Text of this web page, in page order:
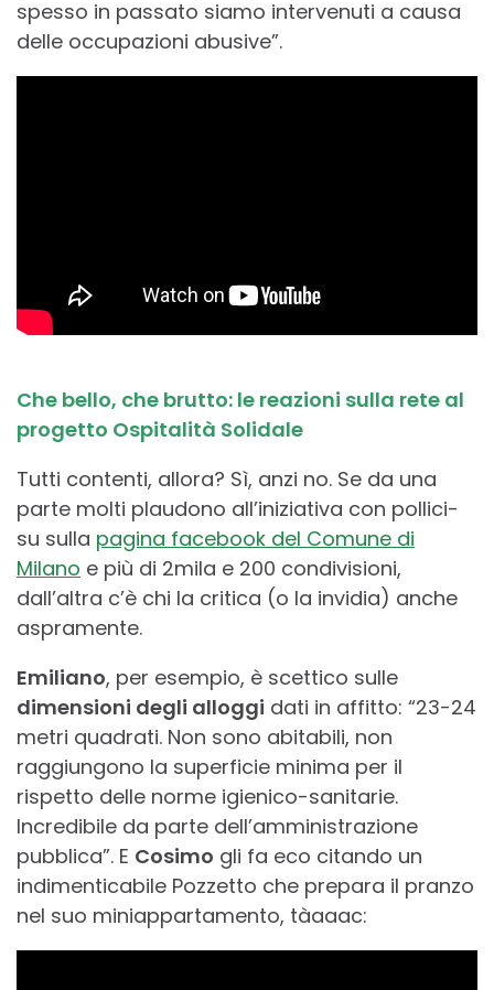
spesso in passato siamo intervenuti a causa
delle occupazioni abusive”.
Che bello, che brutto: le reazioni sulla rete al
progetto Ospitalità Solidale
Tutti contenti, allora? Sì, anzi no. Se da una
parte molti plaudono all’iniziativa con pollici-
su sulla pagina facebook del Comune di
Milano e più di 2mila e 200 condivisioni,
dall’altra c’è chi la critica (o la invidia) anche
aspramente.
Emiliano, per esempio, è scettico sulle
dimensioni degli alloggi dati in affitto: “23-24
metri quadrati. Non sono abitabili, non
raggiungono la superficie minima per il
rispetto delle norme igienico-sanitarie.
Incredibile da parte dell’amministrazione
pubblica”. E Cosimo gli fa eco citando un
indimenticabile Pozzetto che prepara il pranzo
nel suo miniappartamento, tàaaac: